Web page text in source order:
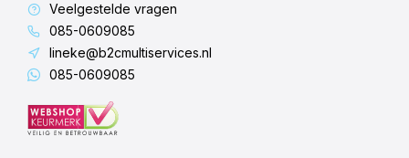
Veelgestelde vragen
085-0609085
lineke@b2cmultiservices.nl
085-0609085